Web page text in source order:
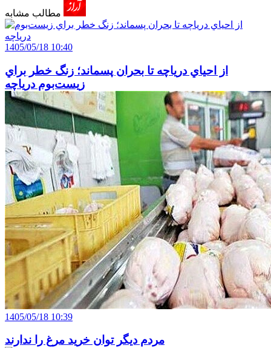
1405/05/18 10:40
از احياي درياچه تا بحران پسماند؛ زنگ خطر براي
زيست‌بوم درياچه
1405/05/18 10:39
مردم ديگر توان خريد مرغ را ندارند